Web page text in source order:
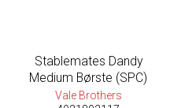
Stablemates Dandy
Medium Børste (SPC)
Vale Brothers